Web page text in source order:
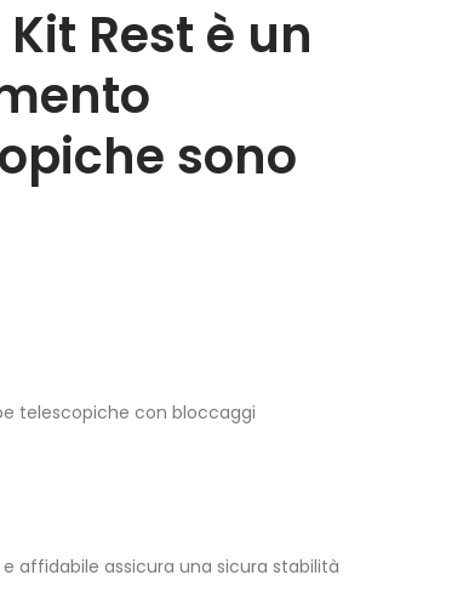
Rest è un
sono
telescopiche con bloccaggi
affidabile assicura una sicura stabilità